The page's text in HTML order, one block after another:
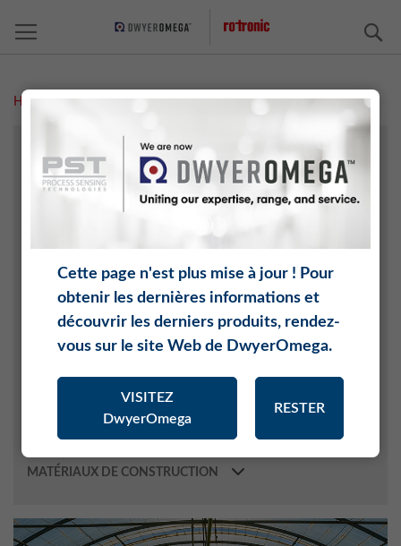
Home Technologie agricole
TECHNOLOGIE AGRICOLE
ARCHIVE/EXPOSITIONS
INTERNET DES OBJETS (IOT)
GÉNIE CLIMATIQUE
MÉTÉOROLOGIE
MATÉRIAUX DE CONSTRUCTION
Cette page n'est plus mise à jour ! Pour
obtenir les dernières informations et
découvrir les derniers produits, rendez-
vous sur le site Web de DwyerOmega.
VISITEZ
DwyerOmega
RESTER